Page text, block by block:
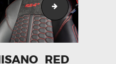
Jante DR